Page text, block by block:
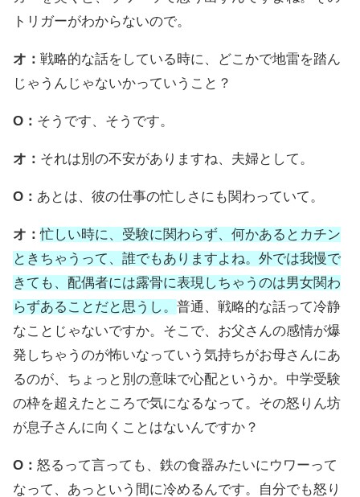
トリガーがわからないので。
オ： 戦略的な話をしている時に、どこかで地雷を踏ん
じゃうんじゃないかっていうこと？
O： そうです、そうです。
オ： それは別の不安がありますね、夫婦として。
O： あとは、彼の仕事の忙しさにも関わっていて。
オ：忙しい時に、受験に関わらず、何かあるとカチン
ときちゃうって、誰でもありますよね。外では我慢で
きても、配偶者には露骨に表現しちゃうのは男女関わ
らずあることだと思うし。 普通、戦略的な話って冷静
なことじゃないですか。そこで、お父さんの感情が爆
発しちゃうのが怖いなっていう気持ちがお母さんにあ
るのが、ちょっと別の意味で心配というか。中学受験
の枠を超えたところで気になるなって。その怒りん坊
が息子さんに向くことはないんですか？
O： 怒るって言っても、鉄の食器みたいにウワーって
なって、あっという間に冷めるんです。自分でも怒り